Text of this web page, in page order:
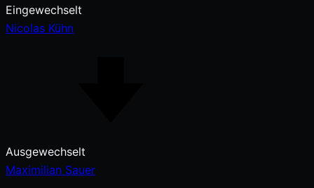
Eingewechselt
Nicolas Kühn
Ausgewechselt
Maximilian Sauer